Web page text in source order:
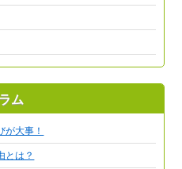
ム
が大事！
とは？